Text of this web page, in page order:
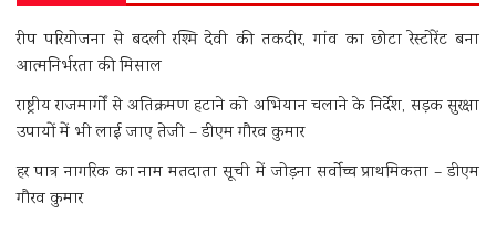
रीप परियोजना से बदली रश्मि देवी की तकदीर, गांव का छोटा रेस्टोरेंट बना
आत्मनिर्भरता की मिसाल
राष्ट्रीय राजमार्गों से अतिक्रमण हटाने को अभियान चलाने के निर्देश, सड़क सुरक्षा
उपायों में भी लाई जाए तेजी – डीएम गौरव कुमार
हर पात्र नागरिक का नाम मतदाता सूची में जोड़ना सर्वोच्च प्राथमिकता – डीएम
गौरव कुमार